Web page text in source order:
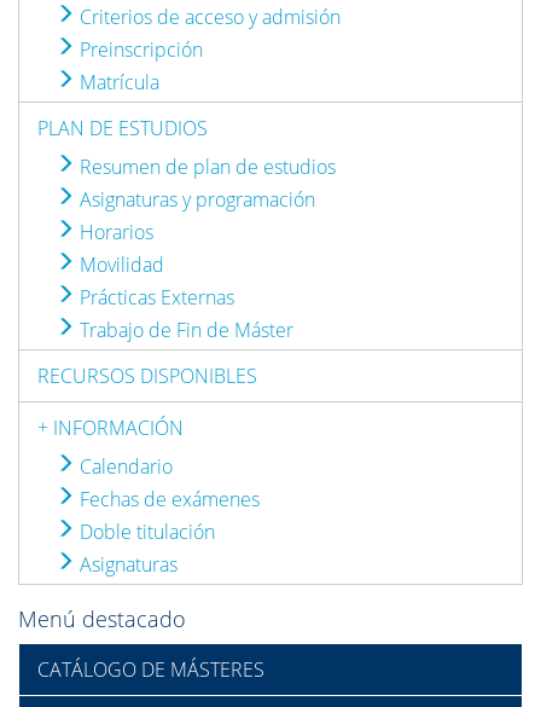
Criterios de acceso y admisión
Preinscripción
Matrícula
PLAN DE ESTUDIOS
Resumen de plan de estudios
Asignaturas y programación
Horarios
Movilidad
Prácticas Externas
Trabajo de Fin de Máster
RECURSOS DISPONIBLES
+ INFORMACIÓN
Calendario
Fechas de exámenes
Doble titulación
Asignaturas
Menú destacado
CATÁLOGO DE MÁSTERES